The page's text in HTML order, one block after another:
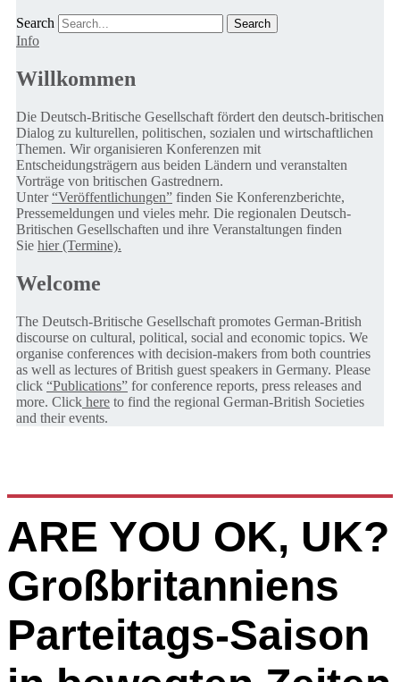
Search
Info
Willkommen
Die Deutsch-Britische Gesellschaft fördert den deutsch-britischen
Dialog zu kulturellen, politischen, sozialen und wirtschaftlichen
Themen. Wir organisieren Konferenzen mit
Entscheidungsträgern aus beiden Ländern und veranstalten
Vorträge von britischen Gastrednern.
Unter“Veröffentlichungen” finden Sie Konferenzberichte,
Pressemeldungen und vieles mehr. Die regionalen Deutsch-
Britischen Gesellschaften und ihre Veranstaltungen finden
Sie hier (Termine).
Welcome
The Deutsch-Britische Gesellschaft promotes German-British
discourse on cultural, political, social and economic topics. We
organise conferences with decision-makers from both countries
as well as lectures of British guest speakers in Germany. Please
click “Publications” for conference reports, press releases and
more. Click here to find the regional German-British Societies
and their events.
ARE YOU OK, UK?
Großbritanniens
Parteitags-Saison